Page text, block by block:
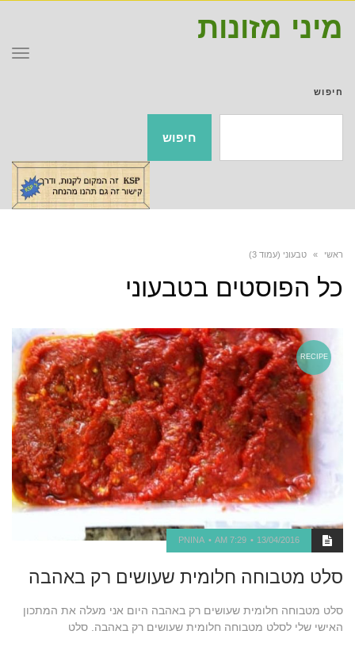
מיני מזונות
חיפוש
חיפוש
ראשי » טבעוני (עמוד 3)
כל הפוסטים בטבעוני
RECIPE
13/04/2016
7:29 AM
PNINA
סלט מטבוחה חלומית שעושים רק באהבה
סלט מטבוחה חלומית שעושים רק באהבה היום אני מעלה את המתכון
האישי שלי לסלט מטבוחה חלומית שעושים רק באהבה. סלט